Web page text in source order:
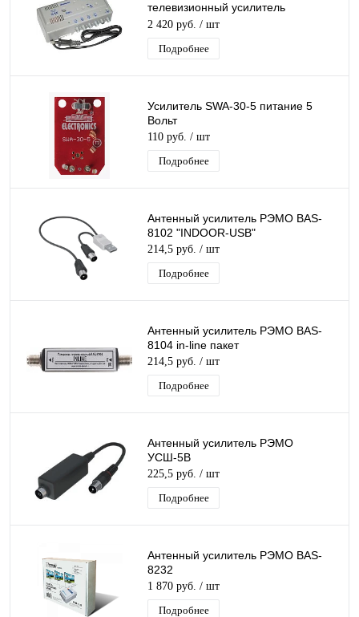
телевизионный усилитель
коттеджного типа
2 420 руб. / шт
Подробнее
Усилитель SWA-30-5 питание 5
Вольт
110 руб. / шт
Подробнее
Антенный усилитель РЭМО BAS-
8102 "INDOOR-USB"
214,5 руб. / шт
Подробнее
Антенный усилитель РЭМО BAS-
8104 in-line пакет
214,5 руб. / шт
Подробнее
Антенный усилитель РЭМО
УСШ-5В
225,5 руб. / шт
Подробнее
Антенный усилитель РЭМО BAS-
8232
1 870 руб. / шт
Подробнее